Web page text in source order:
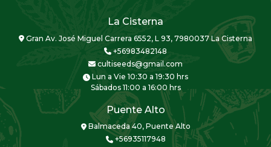
La Cisterna
Gran Av. José Miguel Carrera 6552, L 93, 7980037 La Cisterna
+56983482148
cultiseeds@gmail.com
Lun a Vie 10:30 a 19:30 hrs
Sábados 11:00 a 16:00 hrs
Puente Alto
Balmaceda 40, Puente Alto
+56935117948